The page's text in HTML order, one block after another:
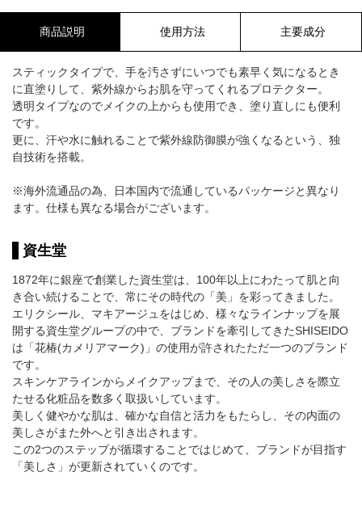
商品説明 使用方法 主要成分
スティックタイプで、手を汚さずにいつでも素早く気になるとき
に直塗りして、紫外線からお肌を守ってくれるプロテクター。
透明タイプなのでメイクの上からも使用でき、塗り直しにも便利
です。
更に、汗や水に触れることで紫外線防御膜が強くなるという、独
自技術を搭載。
※海外流通品の為、日本国内で流通しているパッケージと異なり
ます。仕様も異なる場合がございます。
資生堂
1872年に銀座で創業した資生堂は、100年以上にわたって肌と向
き合い続けることで、常にその時代の「美」を彩ってきました。
エリクシール、マキアージュをはじめ、様々なラインナップを展
開する資生堂グループの中で、ブランドを牽引してきたSHISEIDO
は「花椿(カメリアマーク)」の使用が許されたただ一つのブランド
です。
スキンケアラインからメイクアップまで、その人の美しさを際立
たせる化粧品を数多く取扱いしています。
美しく健やかな肌は、確かな自信と活力をもたらし、その内面の
美しさがまた外へと引き出されます。
この2つのステップが循環することではじめて、ブランドが目指す
「美しさ」が更新されていくのです。